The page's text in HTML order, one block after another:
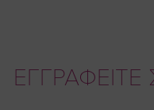
ΕΓΓΡΑΦΕΙΤΕ